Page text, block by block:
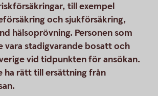
till exempel
och sjukförsäkring,
hälsoprövning. Personen som
vara stadigvarande bosatt och
vid tidpunkten för ansökan.
ha rätt till ersättning från